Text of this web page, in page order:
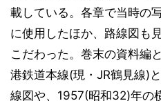
載している。各章で当時の
に使用したほか、路線図も
こだわった。巻末の資料編
港鉄道本線(現・JR鶴見線)
線図や、1957(昭和32)年の